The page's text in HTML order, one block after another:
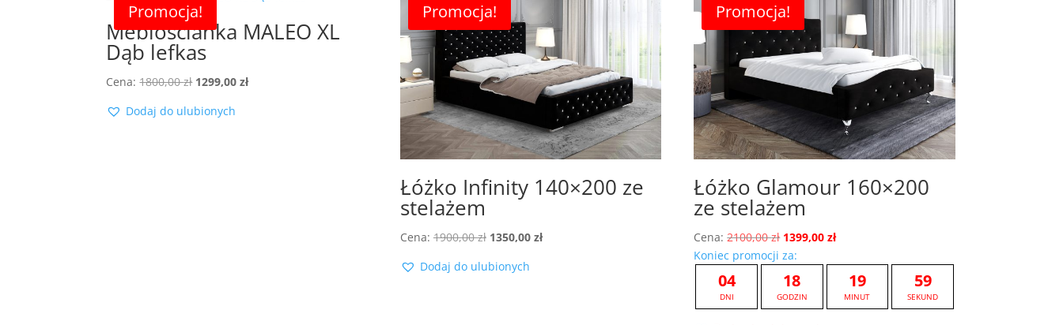
Promocja!
Meblościanka MALEO XL
Dąb lefkas
Cena:1800,00zł Pierwotna
wynosiła:
1299,00złAktualna
Dodaj do ulubionych
Promocja!
Łóżko Infinity 140×200 ze
stelażem
Cena: 1900,00zł Pierwotna
wynosiła:
1350,00 złAktualna
Dodaj do ulubionych
Promocja!
Łóżko Glamour 160×200
ze stelażem
Cena:2100,00zł Pierwotna
cena
wynosiła:
2100,00 zł.
1399,00złAktualna
wynosi:
1399,00 zł.
Koniec promocji za:
04
DNI
18
GODZIN
19
MINUT
58
SEKUND